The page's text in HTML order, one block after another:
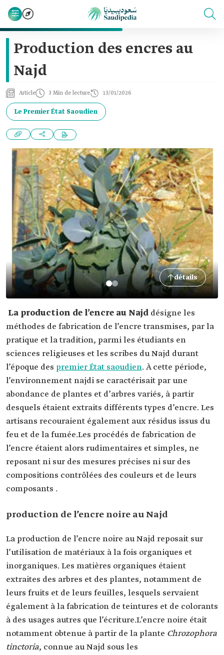
Production des encres au
Najd
Article 3 Min de lecture 13/01/2026
Le Premier État Saoudien
détails
La production de l’encre au Najd désigne les
méthodes de fabrication de l’encre transmises, par la
pratique et la tradition, parmi les étudiants en
sciences religieuses et les scribes du Najd durant
l’époque des premier État saoudien. À cette période,
l’environnement najdi se caractérisait par une
abondance de plantes et d’arbres variés, à partir
desquels étaient extraits différents types d’encre. Les
artisans recouraient également aux résidus issus du
feu et de la fumée.Les procédés de fabrication de
l’encre étaient alors rudimentaires et simples, ne
reposant ni sur des mesures précises ni sur des
compositions contrôlées des couleurs et de leurs
composants .
production de l’encre noire au Najd
La production de l’encre noire au Najd reposait sur
l’utilisation de matériaux à la fois organiques et
inorganiques. Les matières organiques étaient
extraites des arbres et des plantes, notamment de
leurs fruits et de leurs feuilles, lesquels servaient
également à la fabrication de teintures et de colorants
à des usages autres que l’écriture.L’encre noire était
notamment obtenue à partir de la plante Chrozophora
tinctoria, connue au Najd sous les